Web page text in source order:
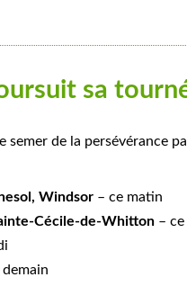
sa
semer de la persévérance
Windsor – ce matin
Cécile-de-Whitton –
demain